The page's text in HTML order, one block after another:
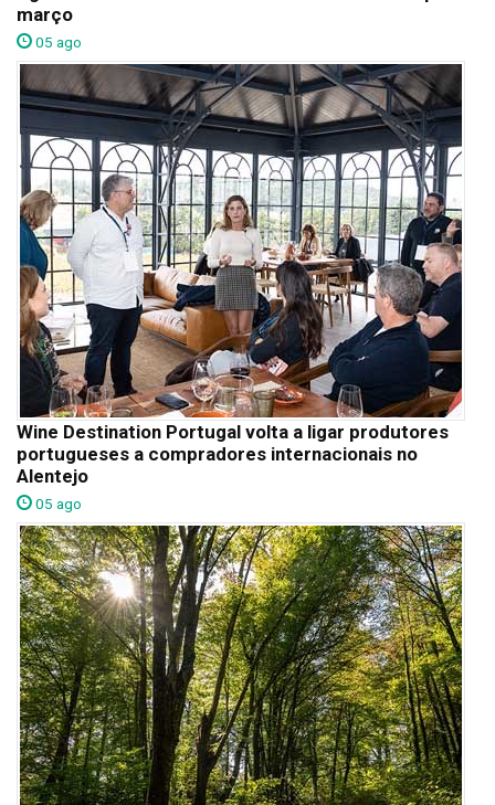
março
05 ago
Wine Destination Portugal volta a ligar produtores
portugueses a compradores internacionais no
Alentejo
05 ago